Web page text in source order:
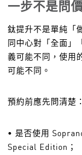
一步不是問
鈦提升不是單純「
同中心對「全面」
義可能不同，使用
可能不同。
預約前應先問清楚：
• 是否使用
Special Edition；